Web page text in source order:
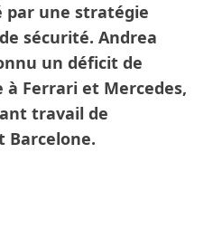
par une stratégie
sécurité. Andrea
un déficit de
Ferrari et Mercedes,
travail de
Barcelone.